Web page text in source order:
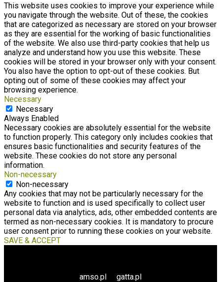
This website uses cookies to improve your experience while
you navigate through the website. Out of these, the cookies
that are categorized as necessary are stored on your browser
as they are essential for the working of basic functionalities
of the website. We also use third-party cookies that help us
analyze and understand how you use this website. These
cookies will be stored in your browser only with your consent.
You also have the option to opt-out of these cookies. But
opting out of some of these cookies may affect your
browsing experience.
Necessary
Necessary
Always Enabled
Necessary cookies are absolutely essential for the website
to function properly. This category only includes cookies that
ensures basic functionalities and security features of the
website. These cookies do not store any personal
information.
Non-necessary
Non-necessary
Any cookies that may not be particularly necessary for the
website to function and is used specifically to collect user
personal data via analytics, ads, other embedded contents are
termed as non-necessary cookies. It is mandatory to procure
user consent prior to running these cookies on your website.
SAVE & ACCEPT
amso.pl gatta.pl